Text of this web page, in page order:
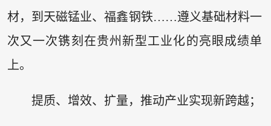
材，到天磁锰业、福鑫钢铁……遵义基础材料一
次又一次镌刻在贵州新型工业化的亮眼成绩单
上。
提质、增效、扩量，推动产业实现新跨越；